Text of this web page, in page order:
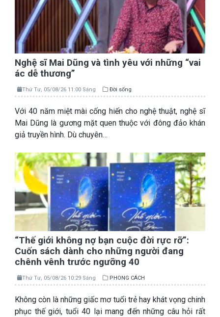
Nghệ sĩ Mai Dũng và tình yêu với những “vai
ác dễ thương”
Thứ Tư, 05/08/26 11:00 Sáng Đời sống
Với 40 năm miệt mài cống hiến cho nghệ thuật, nghệ sĩ
Mai Dũng là gương mặt quen thuộc với đông đảo khán
giả truyền hình. Dù chuyên…
“Thế giới không nợ bạn cuộc đời rực rỡ”:
Cuốn sách dành cho những người đang
chênh vênh trước ngưỡng 40
Thứ Tư, 05/08/26 10:29 Sáng PHONG CÁCH
Không còn là những giấc mơ tuổi trẻ hay khát vọng chinh
phục thế giới, tuổi 40 lại mang đến những câu hỏi rất